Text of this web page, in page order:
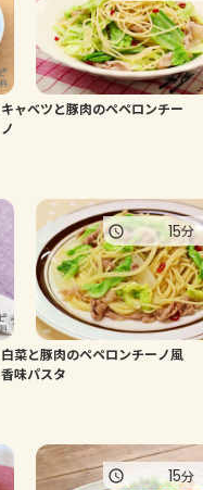
キャベツと豚肉のペペロンチー
ノ
白菜と豚肉のペペロンチーノ風
香味パスタ
15分
15分